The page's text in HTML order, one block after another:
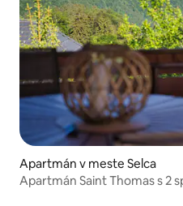
Apartmán v meste Selca
Apartmán Saint Thomas s 2